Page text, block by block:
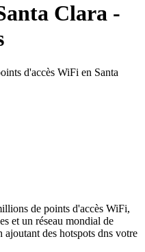
Clara -
d'accès WiFi en Santa
de points d'accès WiFi,
et un réseau mondial de
des hotspots dns votre